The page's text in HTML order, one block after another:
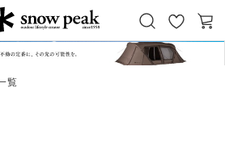
Snow Peak
お
気
カ
覧